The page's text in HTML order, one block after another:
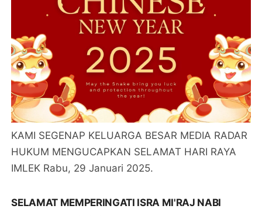
KAMI SEGENAP KELUARGA BESAR MEDIA RADAR
HUKUM MENGUCAPKAN SELAMAT HARI RAYA
IMLEK Rabu, 29 Januari 2025.
SELAMAT MEMPERINGATI ISRA MI'RAJ NABI